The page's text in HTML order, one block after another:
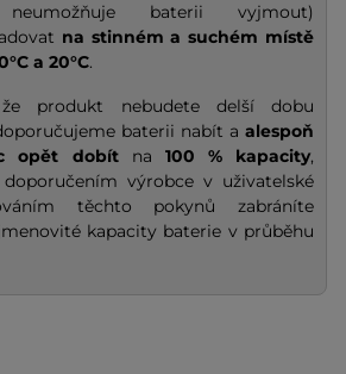
baterii vyjmout)
na stinném a suchém místě
a 20°C.
že produkt nebudete delší dobu
baterii nabít a alespoň
opět dobítna 100 % kapacity,
výrobce v uživatelské
těchto pokynů zabráníte
kapacity baterie v průběhu